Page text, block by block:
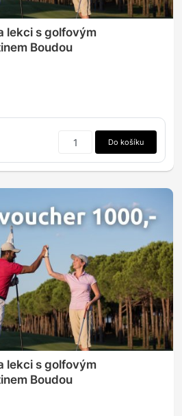
lekci s golfovým
Boudou
Do košíku
lekci s golfovým
Boudou